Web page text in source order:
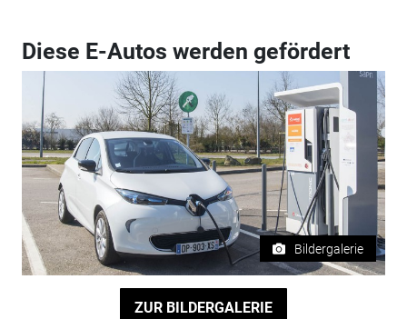
Diese E-Autos werden gefördert
Bildergalerie
ZUR BILDERGALERIE